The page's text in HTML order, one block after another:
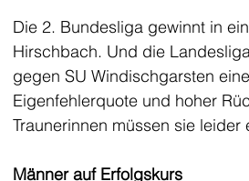
Die 2. Bundesliga gewinnt in
Hirschbach. Und die
gegen SU Windischgarsten
Eigenfehlerquote und hoher
Traunerinnen müssen sie
Männer auf Erfolgskurs